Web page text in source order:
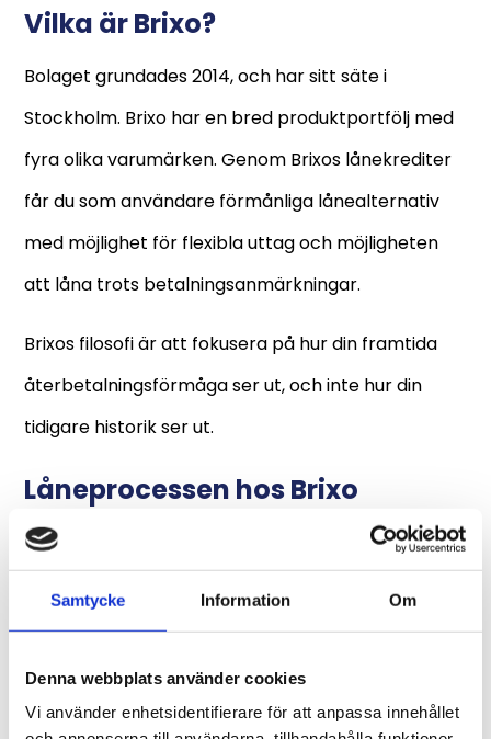
Samtycke Information Om
Denna webbplats använder cookies
Vi använder enhetsidentifierare för att anpassa innehållet
Vilka är Brixo?
Bolaget grundades 2014, och har sitt säte i
Stockholm. Brixo har en bred produktportfölj med
fyra olika varumärken. Genom Brixos lånekrediter
får du som användare förmånliga lånealternativ
med möjlighet för flexibla uttag och möjligheten
att låna trots betalningsanmärkningar.
Brixos filosofi är att fokusera på hur din framtida
återbetalningsförmåga ser ut, och inte hur din
tidigare historik ser ut.
Låneprocessen hos Brixo
Att låna pengar via Brixo är lätt. Till att börja med
du önskar att låna, samt hur mycket du önskar att
ta ut. Därefter fyller du i ditt personnummer, din e-
postadress samt ditt clearingnummer och